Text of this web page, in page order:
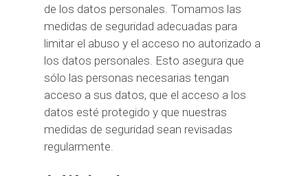
de los datos personales. Tomamos las
medidas de seguridad adecuadas para
limitar el abuso y el acceso no autorizado a
los datos personales. Esto asegura que
sólo las personas necesarias tengan
acceso a sus datos, que el acceso a los
datos esté protegido y que nuestras
medidas de seguridad sean revisadas
regularmente.